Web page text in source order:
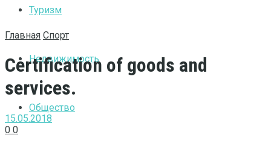
Туризм
Недвижимость
Общество
Главная Спорт
Certification of goods and
services.
15.05.2018
0 0